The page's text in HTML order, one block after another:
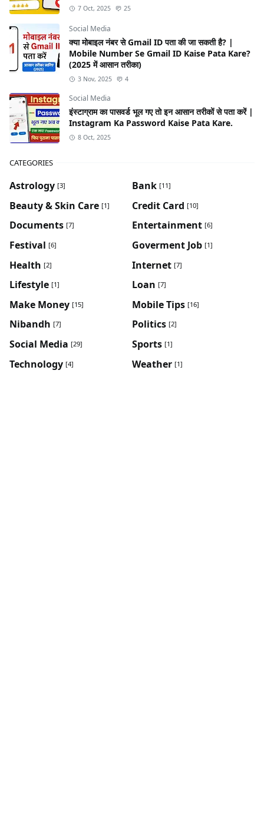
7 Oct, 2025 25
Social Media
क्या मोबाइल नंबर से Gmail ID पता की जा सकती है? |
Mobile Number Se Gmail ID Kaise Pata Kare?
(2025 में आसान तरीका)
3 Nov, 2025 4
Social Media
इंस्टाग्राम का पासवर्ड भूल गए तो इन आसान तरीकों से पता करें |
Instagram Ka Password Kaise Pata Kare.
8 Oct, 2025
CATEGORIES
Astrology [3] Bank [11]
Beauty & Skin Care [1] Credit Card [10]
Documents [7] Entertainment [6]
Festival [6] Goverment Job [1]
Health [2] Internet [7]
Lifestyle [1] Loan [7]
Make Money [15] Mobile Tips [16]
Nibandh [7] Politics [2]
Social Media [29] Sports [1]
Technology [4] Weather [1]